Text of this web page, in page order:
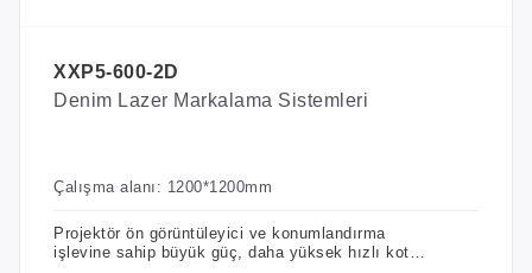
XXP5-600-2D
Denim Lazer Markalama Sistemleri
Çalışma alanı: 1200*1200mm
Projektör ön görüntüleyici ve konumlandırma
işlevine sahip büyük güç, daha yüksek hızlı kot